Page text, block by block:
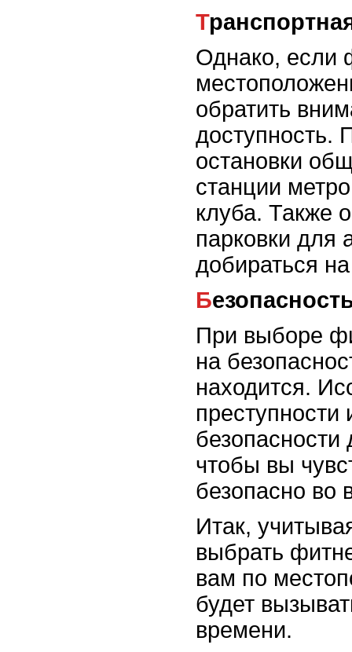
Однако, если
обратить
доступность.
остановки
станции
клуба. Также
парковки для
добираться
При выборе
на
находится.
преступности
чтобы вы
безопасно во
Итак,
выбрать
вам по
будет
времени.